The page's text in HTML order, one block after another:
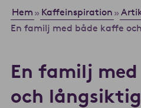
Hem » Kaffeinspiration »
En familj med både kaffe
En familj
och